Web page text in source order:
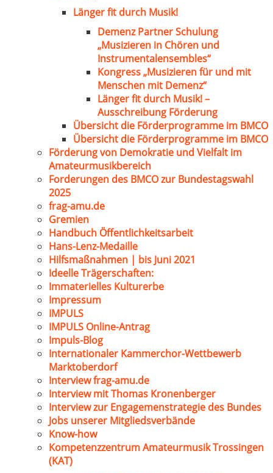
Länger fit durch Musik!
Demenz Partner Schulung
„Musizieren in Chören und
Instrumentalensembles“
Kongress „Musizieren für und mit
Menschen mit Demenz“
Länger fit durch Musik! –
Ausschreibung Förderung
Übersicht die Förderprogramme im BMCO
Übersicht die Förderprogramme im BMCO
Förderung von Demokratie und Vielfalt im
Amateurmusikbereich
Forderungen des BMCO zur Bundestagswahl
2025
frag-amu.de
Gremien
Handbuch Öffentlichkeitsarbeit
Hans-Lenz-Medaille
Hilfsmaßnahmen | bis Juni 2021
Ideelle Trägerschaften:
Immaterielles Kulturerbe
Impressum
IMPULS
IMPULS Online-Antrag
Impuls-Blog
Internationaler Kammerchor-Wettbewerb
Marktoberdorf
Interview frag-amu.de
Interview mit Thomas Kronenberger
Interview zur Engagemenstrategie des Bundes
Jobs unserer Mitgliedsverbände
Know-how
Kompetenzzentrum Amateurmusik Trossingen
(KAT)